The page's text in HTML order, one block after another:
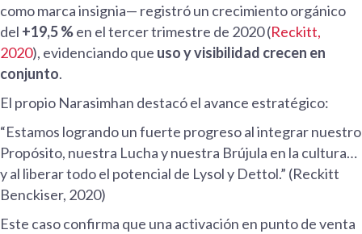
como marca insignia— registró un crecimiento orgánico
del +19,5 %en el tercer trimestre de 2020 (Reckitt,
2020), evidenciando que uso y visibilidad crecen en
conjunto.
El propio Narasimhan destacó el avance estratégico:
“Estamos logrando un fuerte progreso al integrar nuestro
Propósito, nuestra Lucha y nuestra Brújula en la cultura…
y al liberar todo el potencial de Lysol y Dettol.” (Reckitt
Benckiser, 2020)
Este caso confirma que una activación en punto de venta